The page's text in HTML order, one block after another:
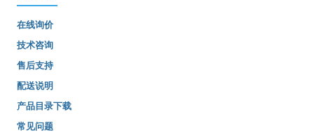
在线询价
技术咨询
售后支持
配送说明
产品目录下载
常见问题